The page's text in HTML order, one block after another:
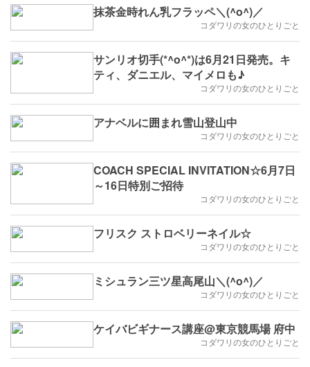
抹茶金時れん乳フラッペ＼(^o^)／
コダワリの女のひとりごと
サンリオ切手(*^o^*)は6月21日発売。キ
ティ、ダニエル、マイメロも♪
コダワリの女のひとりごと
アナベルに囲まれ雪山登山中
コダワリの女のひとりごと
COACH SPECIAL INVITATION☆6月7日
～16日特別ご招待
コダワリの女のひとりごと
フリスク ストロベリーネイル☆
コダワリの女のひとりごと
ミシュラン三ツ星高尾山＼(^o^)／
コダワリの女のひとりごと
ケイバビギナース講座@東京競馬場 府中
コダワリの女のひとりごと